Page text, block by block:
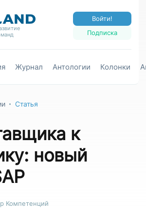
Подписка
Войти!
Журнал Антологии Колонки
Статья
к
новый
Компетенций